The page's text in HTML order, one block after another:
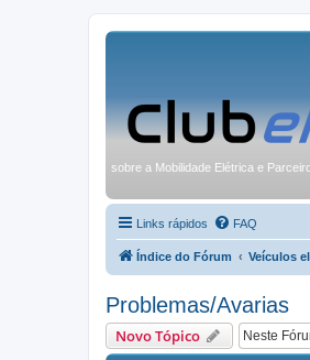
sobre a Mobilidade Elétrica e
Links rápidos FAQ
Índice do Fórum Veículos
Problemas/Avarias
Novo Tópico